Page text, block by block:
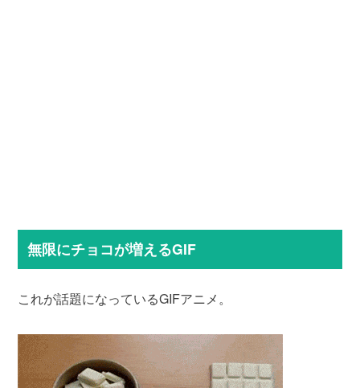
無限にチョコが増えるGIF
これが話題になっているGIFアニメ。